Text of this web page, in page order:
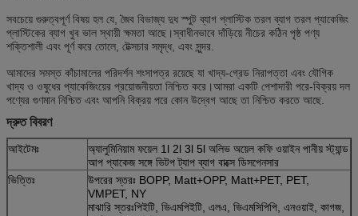
সবচেয়ে গুরুত্বপূর্ণ বিষয় হল যে, জৈব বিভাজ্য দুধ স্পুট ব্যাগ প্লাস্টিক তরল ব্যাগ তরল প্যাকেজিং
প্লাস্টিকের ব্যাগ খুব ভাল স্থায়ী ক্ষমতা আছে।স্বাধীনভাবে দাঁড়িয়ে নীচের কঠিন পৃষ্ঠ পণ্য
শক্তিশালী এবং পূর্ণ করে তোলে, টেক্সচার সমৃদ্ধ, এবং সুন্দর.
আমাদের সমস্ত কাঁচামালের পরিদর্শন শংসাপত্র রয়েছে যা খাদ্য-গ্রেড নিরাপত্তা এবং যৌগিক
খাদ্য ও ওষুধের প্যাকেজিংয়ের প্রয়োজনীয়তা নিশ্চিত করে।আমরা একটি পেশাদারী পরে-বিক্রয় দল
পণ্যের গুণমান নিশ্চিত এবং আপনি বিক্রয় পরে কোন উদ্বেগ আছে তা নিশ্চিত করতে আছে.
দ্রুত বিবরণ
আইটেমঃ
অ্যালুমিনিয়াম ফয়েল 1l 2l 3l 5l অলিভ অয়েল কফি ওয়াইন পানীয় স্ট্যান্ড
আপ প্যাকেজ সঙ্গে ভিটপ ট্যাপ ব্যাগ বাক্সে ডিসপেনসার
ভিত্তিঃ
উপরের স্তরঃ BOPP, Matt+OPP, Matt+PET, PET,
VMPET, NY
মাঝারি স্তরঃপিইটি, ভিএমপিইটি, এলএ, ভিএমসিপিপি, এনওয়াই, কাগজ,